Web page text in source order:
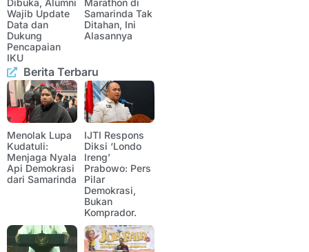
Dibuka, Alumni
Wajib Update
Data dan
Dukung
Pencapaian
IKU
Marathon di
Samarinda Tak
Ditahan, Ini
Alasannya
Berita Terbaru
Menolak Lupa
Kudatuli:
Menjaga Nyala
Api Demokrasi
dari Samarinda
IJTI Respons
Diksi ‘Londo
Ireng’
Prabowo: Pers
Pilar
Demokrasi,
Bukan
Komprador.